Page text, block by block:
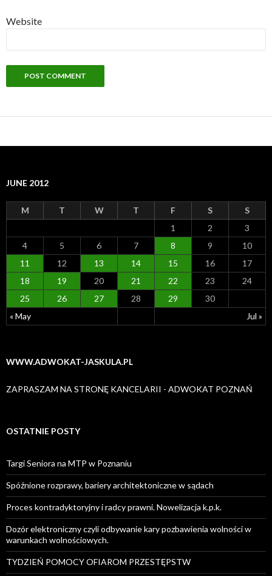
Website
JUNE 2012
M T W T F S S
« May Jul »
1 2
3
4
5 6 7 8 9
10
11
12 13 14 15 16
17
18
19 20 21 22 23
24
25
26 27 28 29 30
WWW.ADWOKAT-JASKULA.PL
ZAPRASZAM NA STRONĘ KANCELARII - ADWOKAT POZNAŃ
OSTATNIE POSTY
Targi Seniora na MTP w Poznaniu
Spóźnione rozprawy, bariery architektoniczne w sądach
Proces kontradyktoryjny i radcy prawni. Nowelizacja k.p.k.
Dozór elektroniczny czyli odbywanie kary pozbawienia wolności w
warunkach wolnościowych.
TYDZIEŃ POMOCY OFIAROM PRZESTĘPSTW